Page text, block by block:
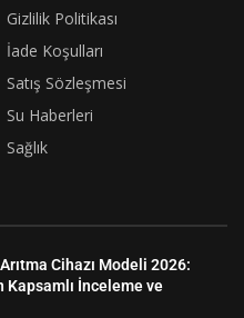
Gizlilik Politikası
İade Koşulları
Satış Sözleşmesi
Su Haberleri
Sağlık
Cihazı Modeli 2026:
Kapsamlı İnceleme ve